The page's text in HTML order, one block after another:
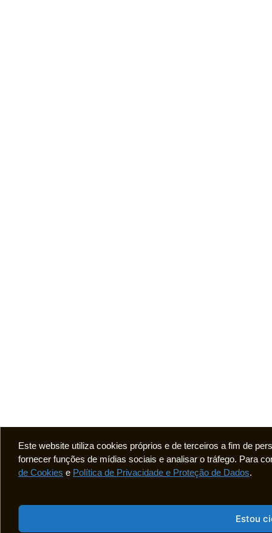
Este website utiliza cookies próprios e de terceiros a fim de
fornecer funções de mídias sociais e analisar o tráfego. Para
de Cookies e Política de Privacidade e Proteção de Dados.
Estou